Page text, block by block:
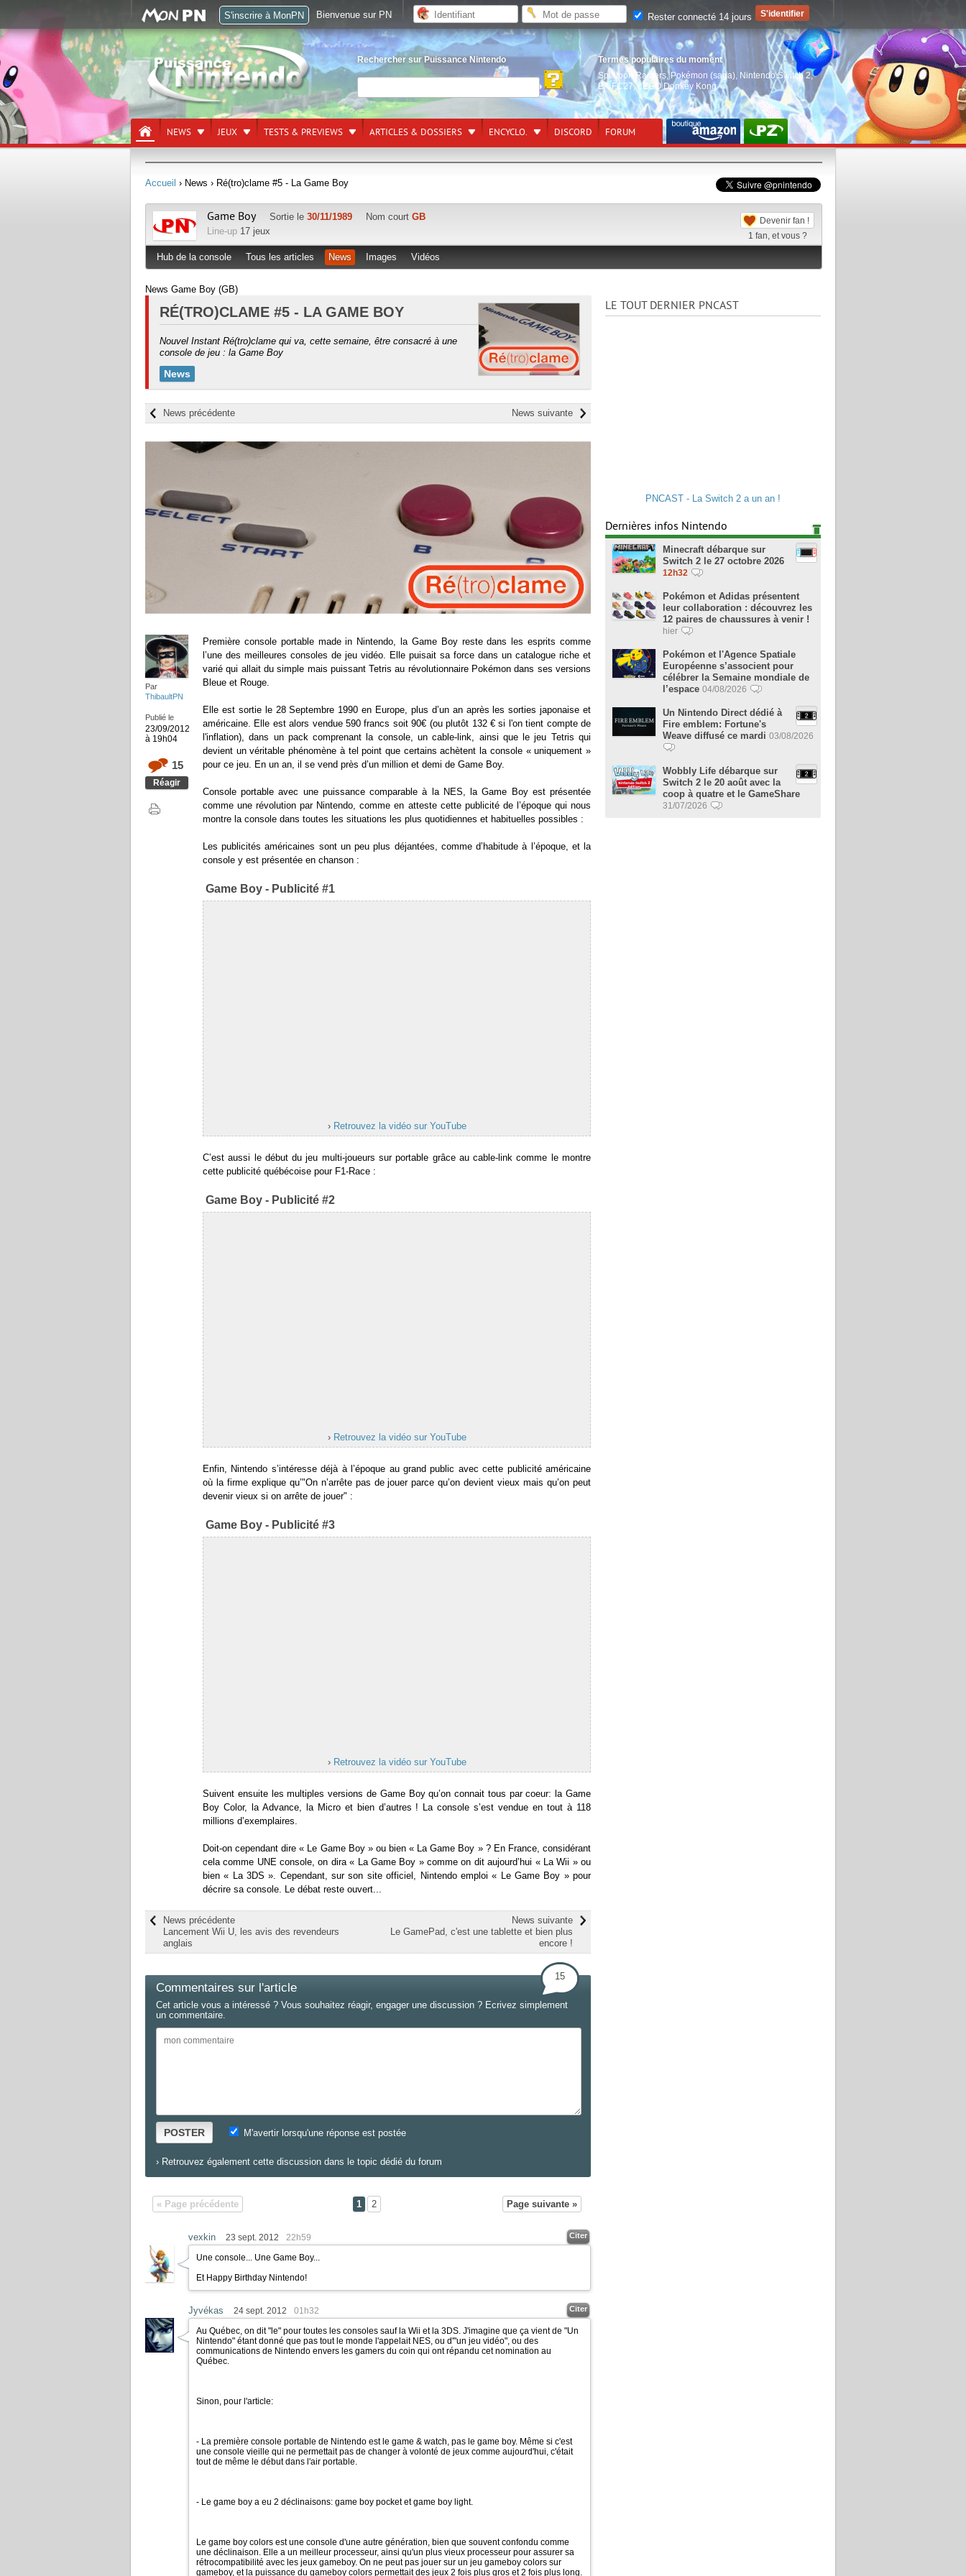
Rechercher sur Puissance Nintendo
Termes populaires du moment
Splatoon Raiders, Pokémon (saga) Nintendo Switch 2,
EA FC27,LEGO Donkey Kong
NEWS JEUX TESTS & PREVIEWS ARTICLES & DOSSIERS ENCYCLO. DISCORD FORUM
Accueil › News › Ré(tro)clame #5 - La Game Boy
Devenir fan !
1 fan, et vous ?
Game Boy Sortie le 30/11/1989 Nom court GB
Line-up 17 jeux
Hub de la console Tous les articles News Images Vidéos
News Game Boy (GB)
RÉ(TRO)CLAME #5 - LA GAME BOY
Nouvel Instant Ré(tro)clame qui va, cette semaine, être consacré à une
console de jeu : la Game Boy
News
News suivante
News précédente
Par
ThibaultPN
Publié le
23/09/2012
à 19h04
15
Réagir
Première console portable made in Nintendo, la Game Boy reste dans les esprits comme
l’une des meilleures consoles de jeu vidéo. Elle puisait sa force dans un catalogue riche et
varié qui allait du simple mais puissant Tetris au révolutionnaire Pokémon dans ses versions
Bleue et Rouge.
Elle est sortie le 28 Septembre 1990 en Europe, plus d’un an après les sorties japonaise et
américaine. Elle est alors vendue 590 francs soit 90€ (ou plutôt 132 € si l'on tient compte de
l'inflation), dans un pack comprenant la console, un cable-link, ainsi que le jeu Tetris qui
devient un véritable phénomène à tel point que certains achètent la console « uniquement »
pour ce jeu. En un an, il se vend près d’un million et demi de Game Boy.
Console portable avec une puissance comparable à la NES, la Game Boy est présentée
comme une révolution par Nintendo, comme en atteste cette publicité de l’époque qui nous
montre la console dans toutes les situations les plus quotidiennes et habituelles possibles :
Les publicités américaines sont un peu plus déjantées, comme d’habitude à l’époque, et la
console y est présentée en chanson :
Game Boy - Publicité #1
› Retrouvez la vidéo sur YouTube
C’est aussi le début du jeu multi-joueurs sur portable grâce au cable-link comme le montre
cette publicité québécoise pour F1-Race :
Game Boy - Publicité #2
› Retrouvez la vidéo sur YouTube
Enfin, Nintendo s’intéresse déjà à l’époque au grand public avec cette publicité américaine
où la firme explique qu’"On n’arrête pas de jouer parce qu’on devient vieux mais qu’on peut
devenir vieux si on arrête de jouer" :
Game Boy - Publicité #3
› Retrouvez la vidéo sur YouTube
Suivent ensuite les multiples versions de Game Boy qu’on connait tous par coeur: la Game
Boy Color, la Advance, la Micro et bien d’autres ! La console s’est vendue en tout à 118
millions d’exemplaires.
Doit-on cependant dire « Le Game Boy » ou bien « La Game Boy » ? En France, considérant
cela comme UNE console, on dira « La Game Boy » comme on dit aujourd’hui « La Wii » ou
bien « La 3DS ». Cependant, sur son site officiel, Nintendo emploi « Le Game Boy » pour
décrire sa console. Le débat reste ouvert...
News suivante
Le GamePad, c'est une tablette et bien plus
encore !
News précédente
Lancement Wii U, les avis des revendeurs
anglais
Commentaires sur l'article
15
Cet article vous a intéressé ? Vous souhaitez réagir, engager une discussion ? Ecrivez simplement
un commentaire.
POSTER M'avertir lorsqu'une réponse est postée
› Retrouvez également cette discussion dans le topic dédié du forum
« Page précédente 1 2 Page suivante »
vexkin 23 sept. 2012 22h59 Citer
Une console... Une Game Boy...
Et Happy Birthday Nintendo!
Jyvékas 24 sept. 2012 01h32 Citer
Au Québec, on dit "le" pour toutes les consoles sauf la Wii et la 3DS. J'imagine que ça vient de "Un
Nintendo" étant donné que pas tout le monde l'appelait NES, ou d'"un jeu vidéo", ou des
communications de Nintendo envers les gamers du coin qui ont répandu cet nomination au
Québec.
Sinon, pour l'article:
- La première console portable de Nintendo est le game & watch, pas le game boy. Même si c'est
une console vieille qui ne permettait pas de changer à volonté de jeux comme aujourd'hui, c'était
tout de même le début dans l'air portable.
- Le game boy a eu 2 déclinaisons: game boy pocket et game boy light.
Le game boy colors est une console d'une autre génération, bien que souvent confondu comme
une déclinaison. Elle a un meilleur processeur, ainsi qu'un plus vieux processeur pour assurer sa
rétrocompatibilité avec les jeux gameboy. On ne peut pas jouer sur un jeu gameboy colors sur
gameboy, et la puissance du gameboy colors permettait des jeux 2 fois plus gros et 2 fois plus long.
LE TOUT DERNIER PNCAST
PNCAST - La Switch 2 a un an !
Dernières infos Nintendo
Minecraft débarque sur
Switch 2 le 27 octobre 2026
12h32
Pokémon et Adidas présentent
leur collaboration : découvrez les
12 paires de chaussures à venir !
hier
Pokémon et l'Agence Spatiale
Européenne s’associent pour
célébrer la Semaine mondiale de
l’espace 04/08/2026
Un Nintendo Direct dédié à
Fire emblem: Fortune's
Weave diffusé ce mardi 03/08/2026
Wobbly Life débarque sur
Switch 2 le 20 août avec la
coop à quatre et le GameShare
31/07/2026
S'inscrire à MonPN Bienvenue sur PN Rester connecté 14 jours